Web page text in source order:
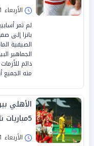
الأربعاء 01/أكتوبر/2025 - 03:41 م
لم تمر
بانزا إلى
الصيفية
الجماهير
دائم
منه
الأهلي
5مباريات نارية في أكتوبر
الأربعاء 01/أكتوبر/2025 - 01:02 م